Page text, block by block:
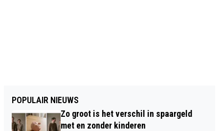
POPULAIR NIEUWS
Zo groot is het verschil in spaargeld
met en zonder kinderen